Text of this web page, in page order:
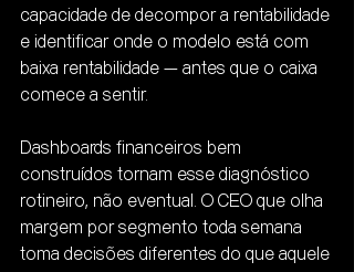
capacidade de decompor a rentabilidade
e identificar onde o modelo está com
baixa rentabilidade — antes que o caixa
comece a sentir.
Dashboards financeiros bem
construídos tornam esse diagnóstico
rotineiro, não eventual. O CEO que olha
margem por segmento toda semana
toma decisões diferentes do que aquele